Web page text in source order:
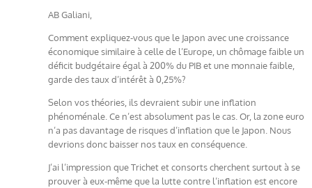
AB Galiani,
Comment expliquez-vous que le Japon avec une croissance
économique similaire à celle de l’Europe, un chômage faible un
déficit budgétaire égal à 200% du PIB et une monnaie faible,
garde des taux d’intérêt à 0,25%?
Selon vos théories, ils devraient subir une inflation
phénoménale. Ce n’est absolument pas le cas. Or, la zone euro
n’a pas davantage de risques d’inflation que le Japon. Nous
devrions donc baisser nos taux en conséquence.
J’ai l’impression que Trichet et consorts cherchent surtout à se
prouver à eux-même que la lutte contre l’inflation est encore